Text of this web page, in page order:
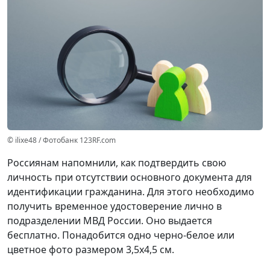
© ilixe48 / Фотобанк 123RF.com
Россиянам напомнили, как подтвердить свою
личность при отсутствии основного документа для
идентификации гражданина. Для этого необходимо
получить временное удостоверение лично в
подразделении МВД России. Оно выдается
бесплатно. Понадобится одно черно-белое или
цветное фото размером 3,5x4,5 см.